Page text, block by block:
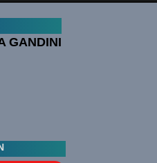
GANDINI